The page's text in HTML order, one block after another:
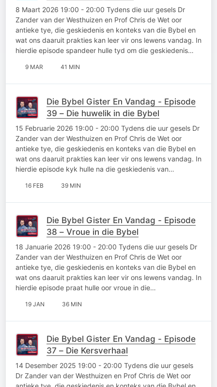
8 Maart 2026 19:00 - 20:00 Tydens die uur gesels Dr
Zander van der Westhuizen en Prof Chris de Wet oor
antieke tye, die geskiedenis en konteks van die Bybel en
wat ons daaruit prakties kan leer vir ons lewens vandag. In
hierdie episode spandeer hulle tyd om die geskiedenis…
9 MAR 41 MIN
Die Bybel Gister En Vandag - Episode
39 – Die huwelik in die Bybel
15 Februarie 2026 19:00 - 20:00 Tydens die uur gesels Dr
Zander van der Westhuizen en Prof Chris de Wet oor
antieke tye, die geskiedenis en konteks van die Bybel en
wat ons daaruit prakties kan leer vir ons lewens vandag. In
hierdie episode kyk hulle na die geskiedenis van…
16 FEB 39 MIN
Die Bybel Gister En Vandag - Episode
38 – Vroue in die Bybel
18 Januarie 2026 19:00 - 20:00 Tydens die uur gesels Dr
Zander van der Westhuizen en Prof Chris de Wet oor
antieke tye, die geskiedenis en konteks van die Bybel en
wat ons daaruit prakties kan leer vir ons lewens vandag. In
hierdie episode praat hulle oor vroue in die…
19 JAN 36 MIN
Die Bybel Gister En Vandag - Episode
37 – Die Kersverhaal
14 Desember 2025 19:00 - 20:00 Tydens die uur gesels
Dr Zander van der Westhuizen en Prof Chris de Wet oor